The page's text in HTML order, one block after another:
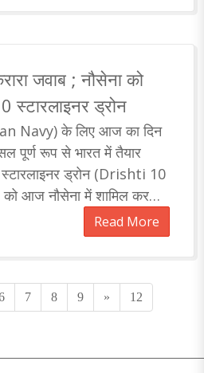
जवाब ; नौसेना को
स्टारलाइनर ड्रोन
Navy) के लिए आज का दिन
पूर्ण रूप से भारत में तैयार
ड्रोन (Drishti 10
आज नौसेना में शामिल कर
एंड एयरोस्पेस' द्वारा..
Read More
7 8 9 » 12